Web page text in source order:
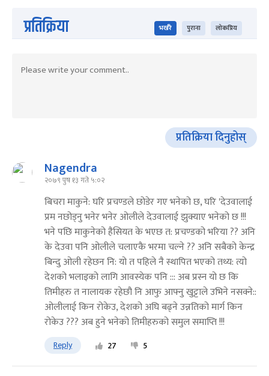
प्रतिक्रिया भर्खरै पुराना लोकप्रिय
प्रतिक्रिया दिनुहोस्
Nagendra
२०७९ पुष १३ गते ५:०२
बिचरा माकुने: घरि प्रचण्डले छोडेर गए भनेको छ, घरि 'देउवालाई
प्रम नछोड्नु भनेर भनेर ओलीले देउवालाई झुक्याए भनेको छ !!!
भने पछि माकुनेको हैसियत के भएछ त: प्रचण्डको भरिया ?? अनि
के देउवा पनि ओलीले चलाएकै भरमा चल्ने ?? अनि सबैको केन्द्र
बिन्दु ओली रहेछन नि: यो त पहिले नै स्थापित भएको तथ्य: त्यो
देशको भलाइको लागि आवस्येक पनि ::: अब प्रस्न यो छ कि
तिमीहरु त नालायक रहेछौ नि आफु आफ्नु खुट्टाले उभिने नसक्ने::
ओलीलाई किन रोकेउ, देशको अघि बढ्ने उन्नतिको मार्ग किन
रोकेउ ??? अब हुने भनेको तिमीहरुको समुल समाप्ति !!!
Reply 27 5